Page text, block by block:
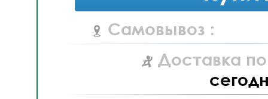
Самовывоз :
Доставка